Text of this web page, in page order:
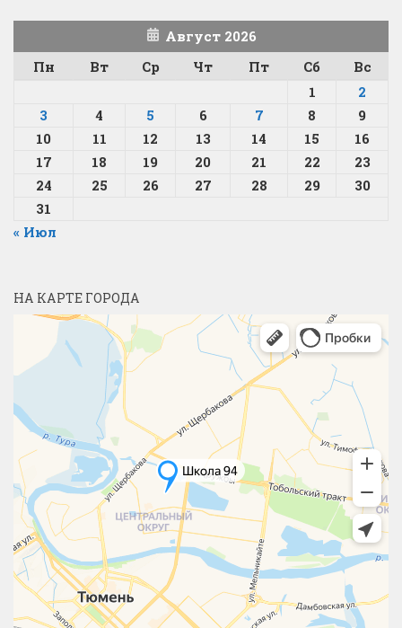
Август 2026
Пн
Вт Ср Чт Пт Сб
Вс
1
2
3
4 5 6 7 8
9
10
11 12 13 14 15
16
17
18 19 20 21 22
23
24
25 26 27 28 29
30
31
« Июл
НА КАРТЕ ГОРОДА